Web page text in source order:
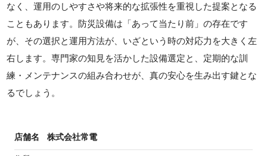
なく、運用のしやすさや将来的な拡張性を重視した提案となる
こともあります。防災設備は「あって当たり前」の存在です
が、その選択と運用方法が、いざという時の対応力を大きく左
右します。専門家の知見を活かした設備選定と、定期的な訓
練・メンテナンスの組み合わせが、真の安心を生み出す鍵とな
るでしょう。
店舗名 株式会社常電